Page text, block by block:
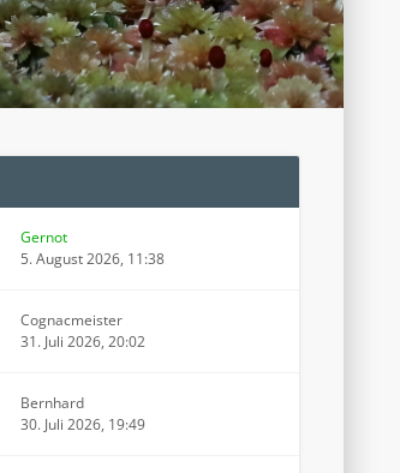
Gernot
5. August 2026, 11:38
Cognacmeister
31. Juli 2026, 20:02
Bernhard
30. Juli 2026, 19:49